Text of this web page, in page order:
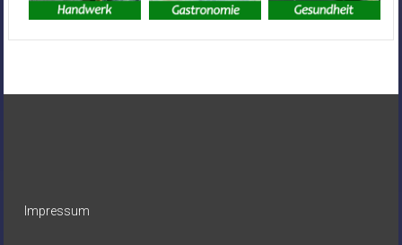
Impressum